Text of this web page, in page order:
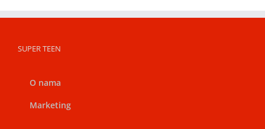
SUPER TEEN
O nama
Marketing